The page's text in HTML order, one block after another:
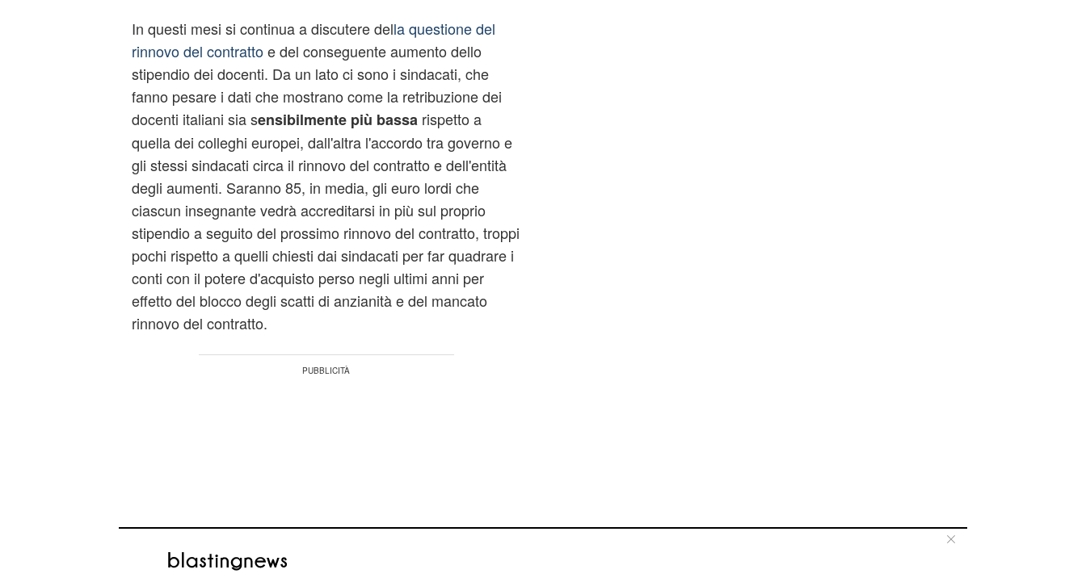
In questi mesi si continua a discutere della questione del
rinnovo del contrattoe del conseguente aumento dello
stipendio dei docenti. Da un lato ci sono i sindacati, che
fanno pesare i dati che mostrano come la retribuzione dei
docenti italiani sia sensibilmente più bassa rispetto a
quella dei colleghi europei, dall'altra l'accordo tra governo e
gli stessi sindacati circa il rinnovo del contratto e dell'entità
degli aumenti. Saranno 85, in media, gli euro lordi che
ciascun insegnante vedrà accreditarsi in più sul proprio
stipendio a seguito del prossimo rinnovo del contratto, troppi
pochi rispetto a quelli chiesti dai sindacati per far quadrare i
conti con il potere d'acquisto perso negli ultimi anni per
effetto del blocco degli scatti di anzianità e del mancato
rinnovo del contratto.